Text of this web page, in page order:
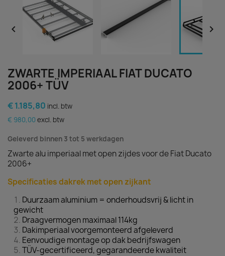
 
ZWARTE IMPERIAAL FIAT DUCATO
2006+ TÜV
€ 1.185,80 incl. btw
€ 980,00 excl. btw
Geleverd binnen 3 tot 5 werkdagen
Zwarte alu imperiaal met open zijdes voor de Fiat Ducato
2006+
Specificaties dakrek met open zijkant
Duurzaam aluminium = onderhoudsvrij & licht in
gewicht
Draagvermogen maximaal 114kg
Dakimperiaal voorgemonteerd afgeleverd
Eenvoudige montage op dak bedrijfswagen
TÜV-gecertificeerd, gegarandeerde kwaliteit